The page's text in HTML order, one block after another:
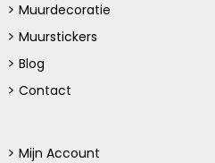
Muurdecoratie
Muurstickers
Blog
Contact
Mijn Account